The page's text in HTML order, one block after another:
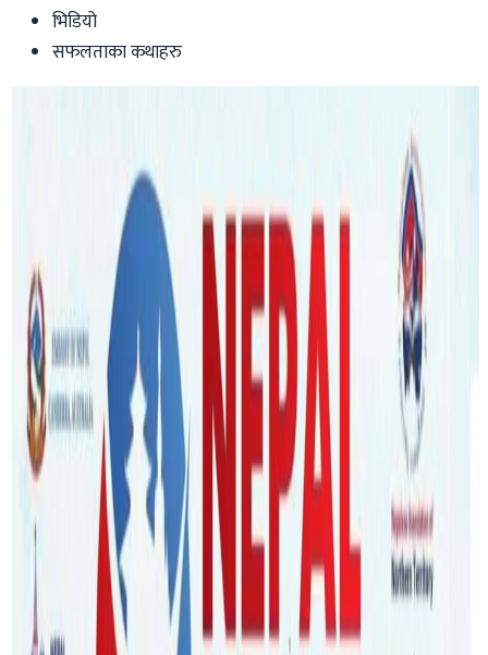
भिडियो
सफलताका कथाहरु
डार्विनको हेरचाह केन्द्रका बालक मृत्यु घटना,
वास्तविकताको खोजीमा प्रहरी !
nepaltube